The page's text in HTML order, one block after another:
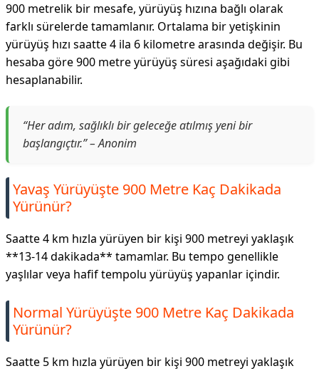
900 metrelik bir mesafe, yürüyüş hızına bağlı olarak
farklı sürelerde tamamlanır. Ortalama bir yetişkinin
yürüyüş hızı saatte 4 ila 6 kilometre arasında değişir. Bu
hesaba göre 900 metre yürüyüş süresi aşağıdaki gibi
hesaplanabilir.
“Her adım, sağlıklı bir geleceğe atılmış yeni bir
başlangıçtır.” – Anonim
Yavaş Yürüyüşte 900 Metre Kaç Dakikada
Yürünür?
Saatte 4 km hızla yürüyen bir kişi 900 metreyi yaklaşık
**13-14 dakikada** tamamlar. Bu tempo genellikle
yaşlılar veya hafif tempolu yürüyüş yapanlar içindir.
Normal Yürüyüşte 900 Metre Kaç Dakikada
Yürünür?
Saatte 5 km hızla yürüyen bir kişi 900 metreyi yaklaşık